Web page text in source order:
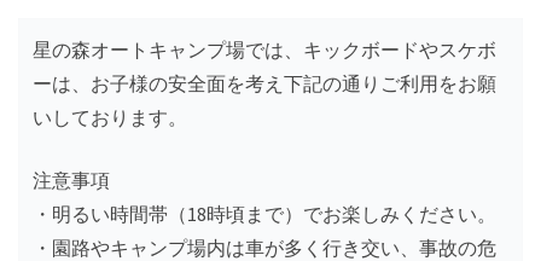
星の森オートキャンプ場では、キックボードやスケボ
ーは、お子様の安全面を考え下記の通りご利用をお願
いしております。
注意事項
・明るい時間帯（18時頃まで）でお楽しみください。
・園路やキャンプ場内は車が多く行き交い、事故の危